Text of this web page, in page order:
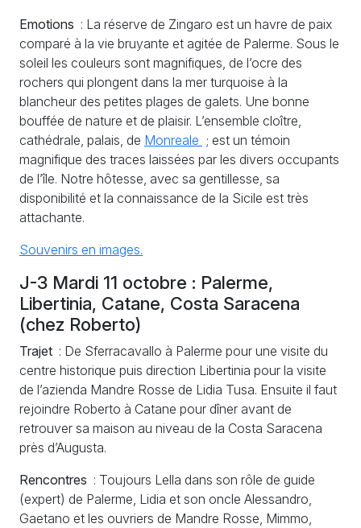
Emotions : La réserve de Zingaro est un havre de paix
comparé à la vie bruyante et agitée de Palerme. Sous le
soleil les couleurs sont magnifiques, de l’ocre des
rochers qui plongent dans la mer turquoise à la
blancheur des petites plages de galets. Une bonne
bouffée de nature et de plaisir. L’ensemble cloître,
cathédrale, palais, de Monreale ; est un témoin
magnifique des traces laissées par les divers occupants
de l’île. Notre hôtesse, avec sa gentillesse, sa
disponibilité et la connaissance de la Sicile est très
attachante.
Souvenirs en images.
J-3 Mardi 11 octobre : Palerme,
Libertinia, Catane, Costa Saracena
(chez Roberto)
Trajet : De Sferracavallo à Palerme pour une visite du
centre historique puis direction Libertinia pour la visite
de l’azienda Mandre Rosse de Lidia Tusa. Ensuite il faut
rejoindre Roberto à Catane pour dîner avant de
retrouver sa maison au niveau de la Costa Saracena
près d’Augusta.
Rencontres : Toujours Lella dans son rôle de guide
(expert) de Palerme, Lidia et son oncle Alessandro,
Gaetano et les ouvriers de Mandre Rosse, Mimmo,